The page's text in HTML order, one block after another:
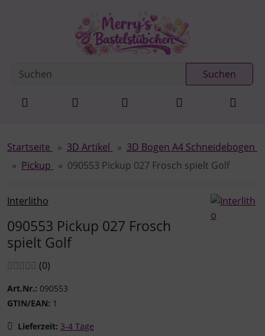
Springe zur Navigation
Suchen
Startseite 3D Artikel
3D Bogen A4 Schneidebogen
Pickup
090553 Pickup 027 Frosch spielt Golf
Interlitho
090553 Pickup 027 Frosch
spielt Golf
Bewertungen:
(0Bewertungen
)
Art.Nr.: 090553
GTIN/EAN: 1
Lieferzeit: 3-4 Tage